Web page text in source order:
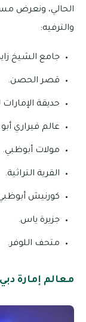
الحالي، ونعرض
والترفيه:
جامع الشيخ
قصر الحصن.
حديقة الإمارات
عالم فيراري
مولات أبوظبي.
القرية التراثية.
كورنيش
جزيرة ياس.
متحف اللوفر.
معالم إمارة دبي